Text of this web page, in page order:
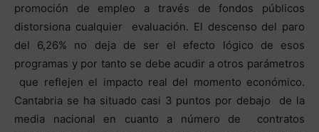
promoción de empleo a través de fondos públicos
distorsiona cualquier evaluación. El descenso del paro
del 6,26% no deja de ser el efecto lógico de esos
programas y por tanto se debe acudir a otros parámetros
que reflejen el impacto real del momento económico.
Cantabria se ha situado casi 3 puntos por debajo de la
media nacional en cuanto a número de contratos